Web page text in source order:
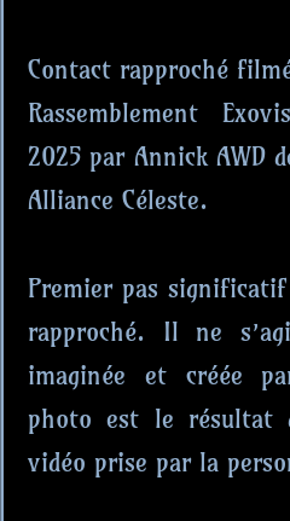
Contact rapproché
Rassemblement
2025 par Annick AWD
Alliance Céleste.
Premier pas
rapproché. Il ne
imaginée et créée
photo est le résultat
vidéo prise par la